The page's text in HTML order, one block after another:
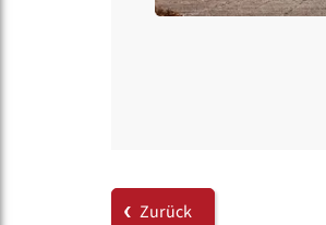
Zurück